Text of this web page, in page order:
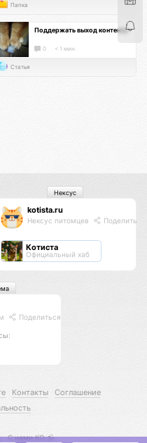
Папка
Поддержать выход контента
0 < 1 мин.
Статья
kotista.ru
Нексус питомцев Поделиться
Котиста
Официальный хаб
Нексус
Поделиться
Контакты
Соглашение
С нами КО 🕉️